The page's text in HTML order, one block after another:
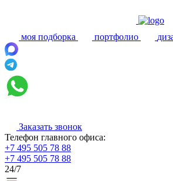
моя подборка портфолио
Заказать звонок
Телефон главного офиса:
+7 495 505 78 88
+7 495 505 78 88
24/7